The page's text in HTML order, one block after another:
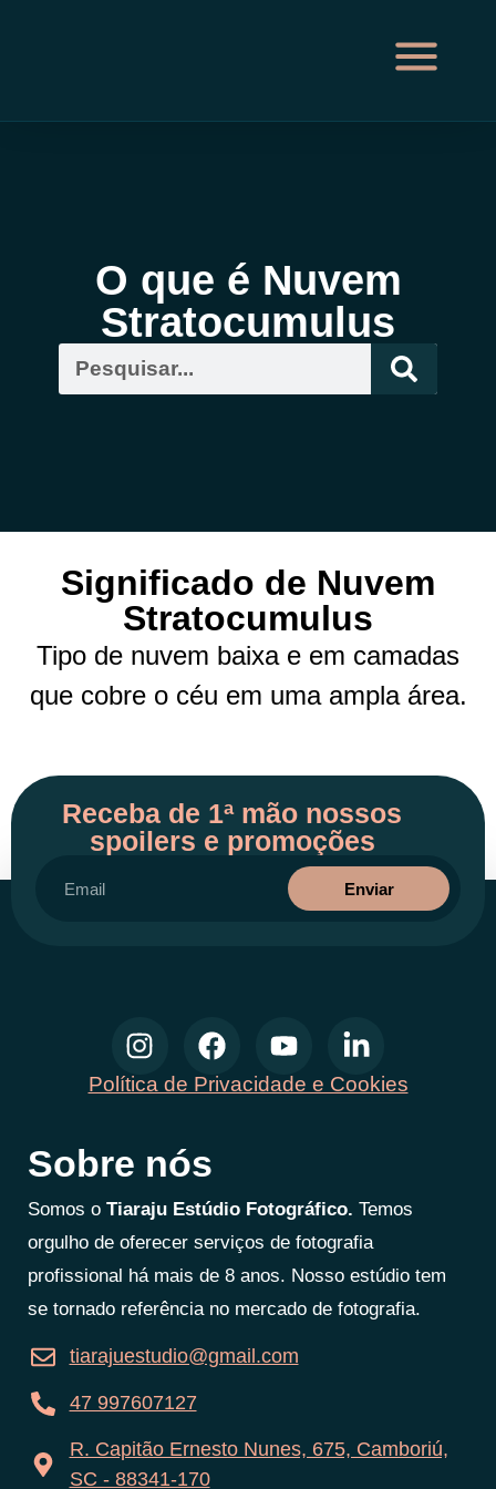
O que é Nuvem
Stratocumulus
Significado de Nuvem
Stratocumulus
Tipo de nuvem baixa e em camadas
que cobre o céu em uma ampla área.
Receba de 1ª mão nossos
spoilers e promoções
Enviar
Política de Privacidade e Cookies
Sobre nós
Somos o Tiaraju Estúdio Fotográfico. Temos
orgulho de oferecer serviços de fotografia
profissional há mais de 8 anos. Nosso estúdio tem
se tornado referência no mercado de fotografia.
tiarajuestudio@gmail.com
47 997607127
R. Capitão Ernesto Nunes, 675, Camboriú,
SC - 88341-170